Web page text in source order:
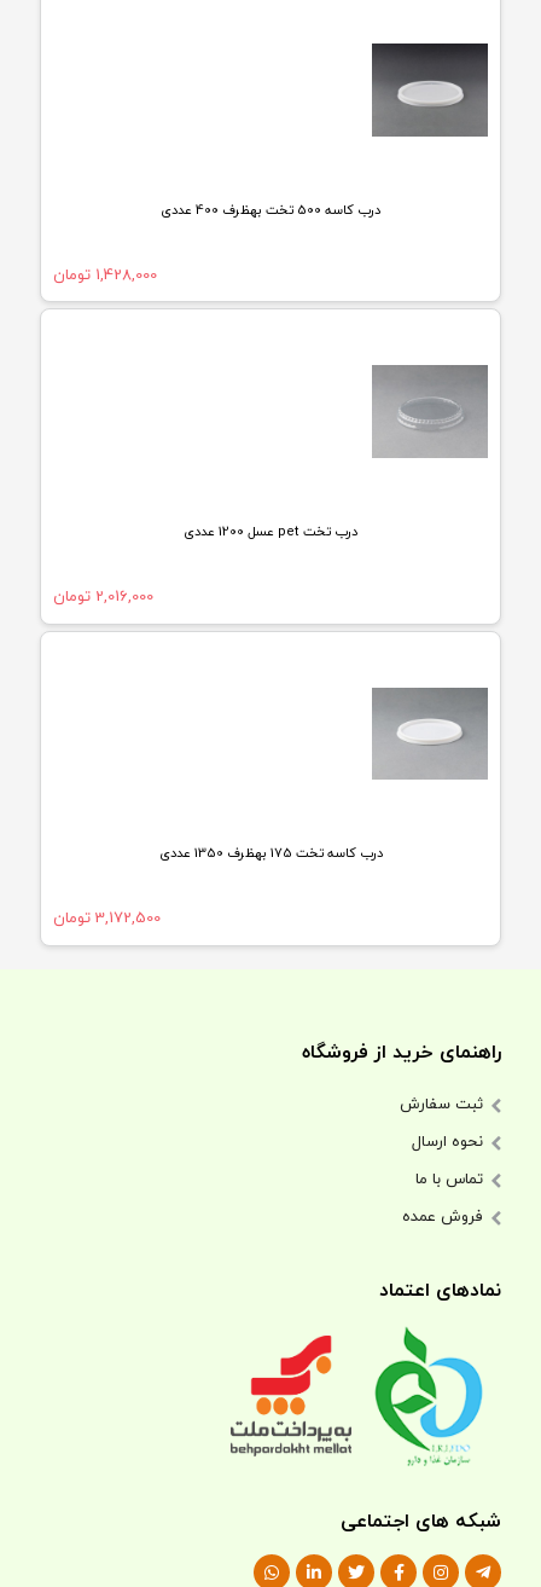
درب کاسه 500 تخت بهظرف 400 عددی
1,428,000 تومان
درب تخت pet عسل 1200 عددی
2,016,000 تومان
درب کاسه تخت 175 بهظرف 1350 عددی
3,172,500تومان
راهنمای خرید از فروشگاه
ثبت سفارش
نحوه ارسال
تماس با ما
فروش عمده
نمادهای اعتماد
شبکه های اجتماعی